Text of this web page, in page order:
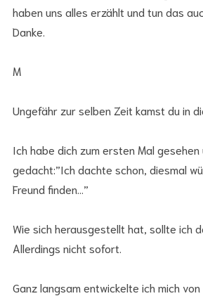
haben uns alles erzählt und tun das
Danke.
M
Ungefähr zur selben Zeit kamst du in
Ich habe dich zum ersten Mal gesehen
gedacht:”Ich dachte schon, diesmal
Freund finden…”
Wie sich herausgestellt hat, sollte ich
Allerdings nicht sofort.
Ganz langsam entwickelte ich mich